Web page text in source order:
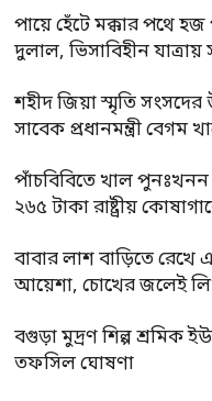
পায়ে হেঁটে মক্কার পথে
দুলাল, ভিসাবিহীন
শহীদ জিয়া স্মৃতি সংসদের
সাবেক প্রধানমন্ত্রী বেগম
পাঁচবিবিতে খাল
২৬৫ টাকা রাষ্ট্রীয়
বাবার লাশ বাড়িতে
আয়েশা, চোখের জলেই
বগুড়া মুদ্রণ শিল্প শ্রমিক
তফসিল ঘোষণা